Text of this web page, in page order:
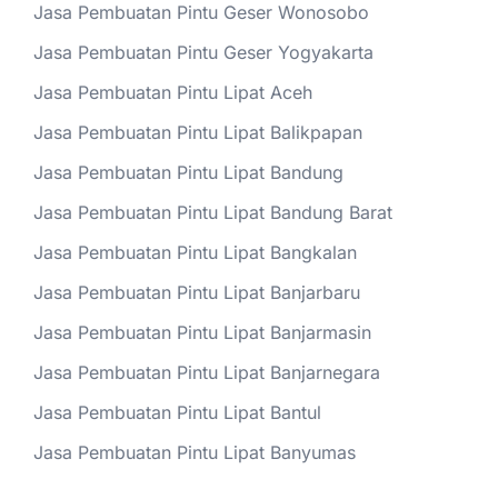
Jasa Pembuatan Pintu Geser Wonosobo
Jasa Pembuatan Pintu Geser Yogyakarta
Jasa Pembuatan Pintu Lipat Aceh
Jasa Pembuatan Pintu Lipat Balikpapan
Jasa Pembuatan Pintu Lipat Bandung
Jasa Pembuatan Pintu Lipat Bandung Barat
Jasa Pembuatan Pintu Lipat Bangkalan
Jasa Pembuatan Pintu Lipat Banjarbaru
Jasa Pembuatan Pintu Lipat Banjarmasin
Jasa Pembuatan Pintu Lipat Banjarnegara
Jasa Pembuatan Pintu Lipat Bantul
Jasa Pembuatan Pintu Lipat Banyumas